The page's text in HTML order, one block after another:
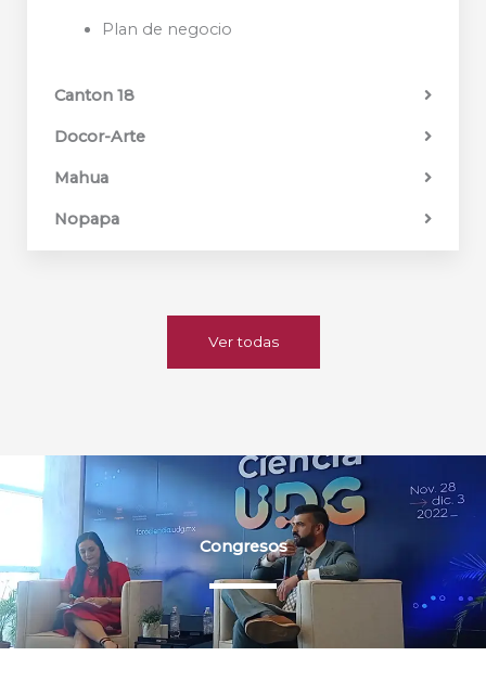
Plan de negocio
Canton 18
Docor-Arte
Mahua
Nopapa
Ver todas
Congresos